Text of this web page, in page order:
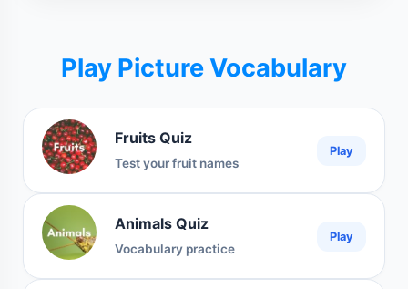
Play Picture Vocabulary
Fruits Quiz
Test your fruit names
Play
Animals Quiz
Vocabulary practice
Play